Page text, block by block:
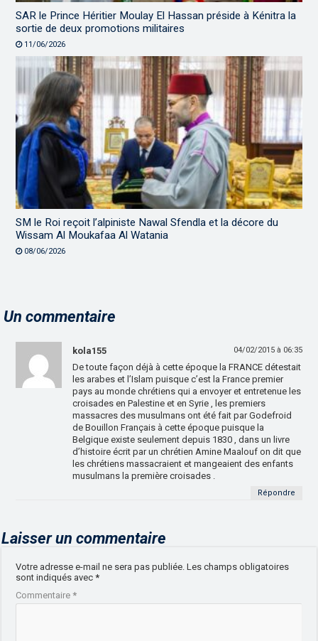
SAR le Prince Héritier Moulay El Hassan préside à Kénitra la
sortie de deux promotions militaires
11/06/2026
SM le Roi reçoit l’alpiniste Nawal Sfendla et la décore du
Wissam Al Moukafaa Al Watania
08/06/2026
Un commentaire
kola155 04/02/2015 à 06:35
De toute façon déjà à cette époque la FRANCE détestait
les arabes et l’Islam puisque c’est la France premier
pays au monde chrétiens qui a envoyer et entretenue les
croisades en Palestine et en Syrie , les premiers
massacres des musulmans ont été fait par Godefroid
de Bouillon Français à cette époque puisque la
Belgique existe seulement depuis 1830 , dans un livre
d’histoire écrit par un chrétien Amine Maalouf on dit que
les chrétiens massacraient et mangeaient des enfants
musulmans la première croisades .
Répondre
Laisser un commentaire
Votre adresse e-mail ne sera pas publiée. Les champs obligatoires
sont indiqués avec*
Commentaire*